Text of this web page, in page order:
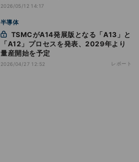
2026/05/12 14:17
半導体
「A12」プロセスを発表、2029年より
量産開始を予定
2026/04/27 12:52 レポート